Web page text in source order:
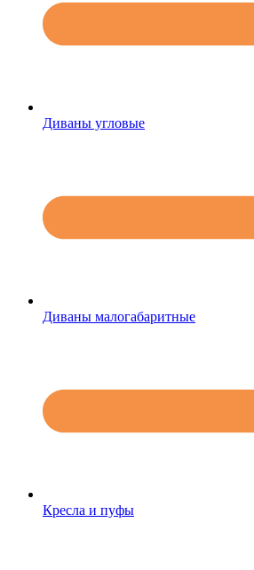
Диваны угловые
Диваны малогабаритные
Кресла и пуфы